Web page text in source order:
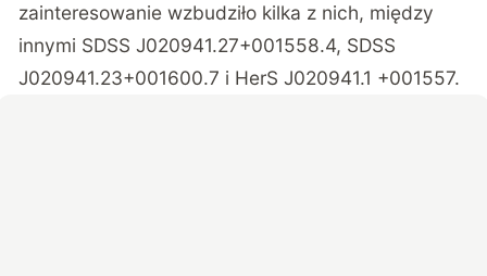
zainteresowanie wzbudziło kilka z nich, między
innymi SDSS J020941.27+001558.4, SDSS
J020941.23+001600.7 i HerS J020941.1 +001557.